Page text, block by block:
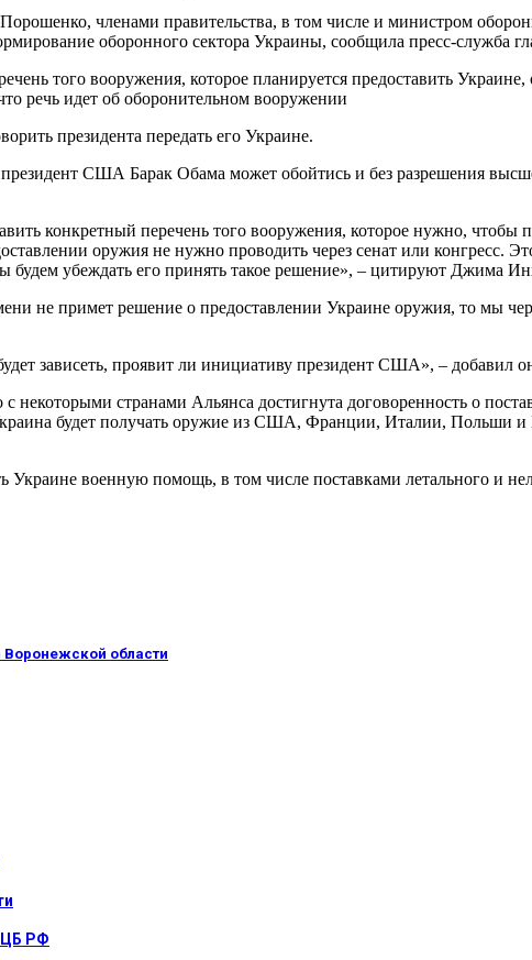
членами правительства, в том числе и министром
оборонного сектора Украины, сообщила пресс-служба
того вооружения, которое планируется предоставить Украине,
речь идет об оборонительном вооружении
президента передать его Украине.
США Барак Обама может обойтись и без разрешения
конкретный перечень того вооружения, которое нужно,
оружия не нужно проводить через сенат или конгресс.
будем убеждать его принять такое решение», – цитируют Джима
не примет решение о предоставлении Украине оружия, то мы
зависеть, проявит ли инициативу президент США», – добавил
странами Альянса достигнута договоренность о
будет получать оружие из США, Франции, Италии, Польши
военную помощь, в том числе поставками летального и
области
ЦБ РФ